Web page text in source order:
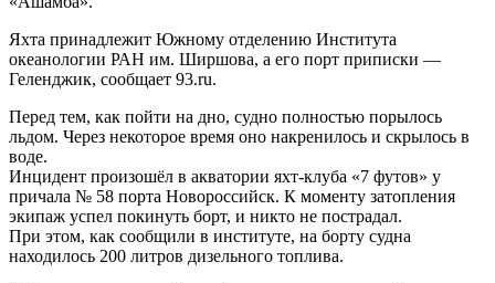
Яхта принадлежит Южному отделению Института
океанологии РАН им. Ширшова, а его порт приписки —
Геленджик, сообщает 93.ru.
Перед тем, как пойти на дно, судно полностью порылось
льдом. Через некоторое время оно накренилось и скрылось в
воде.
Инцидент произошёл в акватории яхт-клуба «7 футов» у
причала № 58 порта Новороссийск. К моменту затопления
экипаж успел покинуть борт, и никто не пострадал.
При этом, как сообщили в институте, на борту судна
находилось 200 литров дизельного топлива.